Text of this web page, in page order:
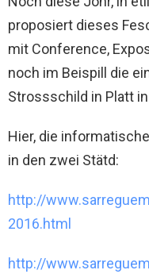
proposiert dieses
mit Conference,
noch im Beispill die
Strossschild in Platt
Hier, die
in den zwei Stätd:
http://
2016.html
http://